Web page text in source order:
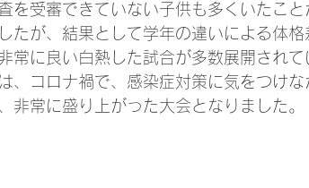
を受審できていない子供も多くいたこ
たが、結果として学年の違いによる体
常に良い白熱した試合が多数展開されて
、コロナ禍で、感染症対策に気をつけ
非常に盛り上がった大会となりました。